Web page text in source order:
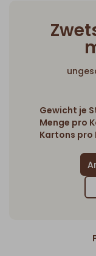
Gewicht je
Menge pro
Kartons pro